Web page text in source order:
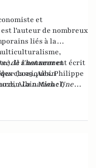
et
est l'auteur de nombreux
liés à la
Il a notamment écrit
(2019, Albin
Albin Michel)
de l'honneuret
classiques. Philippe
La nation : Une